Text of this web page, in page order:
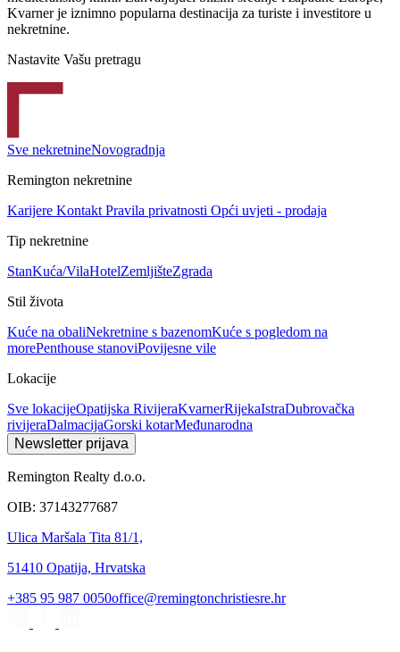
Kvarner je iznimno popularna destinacija za turiste i investitore u
nekretnine.
Nastavite Vašu pretragu
Sve nekretnineNovogradnja
Remington nekretnine
Karijere Kontakt Pravila privatnosti Opći uvjeti - prodaja
Tip nekretnine
StanKuća/VilaHotelZemljišteZgrada
Stil života
Kuće na obaliNekretnine s bazenomKuće s pogledom na
morePenthouse stanoviPovijesne vile
Lokacije
Sve lokacijeOpatijska RivijeraKvarnerRijekaIstraDubrovačka
rivijeraDalmacijaGorski kotarMeđunarodna
Newsletter prijava
Remington Realty d.o.o.
OIB: 37143277687
Ulica Maršala Tita 81/1,
51410 Opatija, Hrvatska
+385 95 987 0050office@remingtonchristiesre.hr